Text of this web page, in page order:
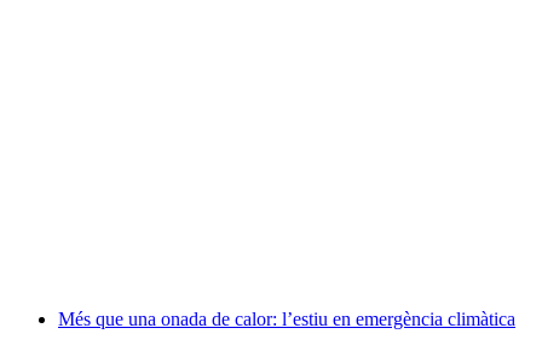
Més que una onada de calor: l’estiu en emergència climàtica